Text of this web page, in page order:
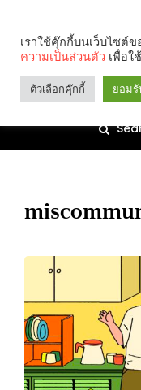
เราใช้คุ๊กกี้บนเว็บไซต์
ความเป็นส่วนตัว เพื่อใ
ตัวเลือกคุ๊กกี้ ยอมรั